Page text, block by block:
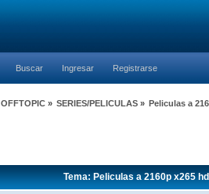
Buscar Ingresar Registrarse
OFFTOPIC» SERIES/PELICULAS» Peliculas a
Tema: Peliculas a 2160p x265